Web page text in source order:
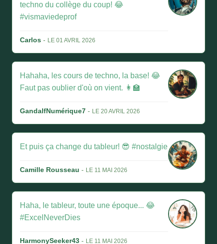
techno du collège du coup! 😂
#vismaviedeprof
Carlos - LE 01 AVRIL 2026
Hahaha, les cours de techno, la base! 😂
Faut pas oublier d'où on vient. 👩‍🏫
GandalfNumérique7 - LE 20 AVRIL 2026
Et puis ça change du tableur! 😎 #nostalgie
Camille Rousseau - LE 11 MAI 2026
Haha, le tableur, toute une époque... 😂
#ExcelNeverDies
HarmonySeeker43 - LE 11 MAI 2026